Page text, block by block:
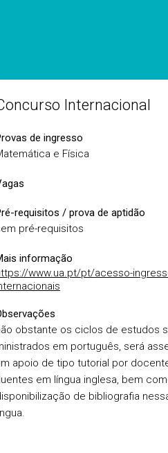
Internacional
de ingresso
e Física
requisitos / prova de aptidão
pré-requisitos
informação
www.ua.pt/pt/acesso-
obstante os ciclos de estudos
em português, será
apoio de tipo tutorial por
em língua inglesa, bem
de bibliografia